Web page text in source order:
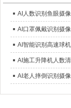
AI人数识别鱼眼摄
AI口罩佩戴识别摄
AI智能识别高速球
AI施工升降机人数